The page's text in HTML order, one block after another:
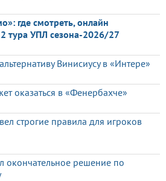
где смотреть, онлайн
тура УПЛ сезона-2026/27
Винисиусу в «Интере»
оказаться в «Фенербахче»
строгие правила для игроков
окончательное решение по